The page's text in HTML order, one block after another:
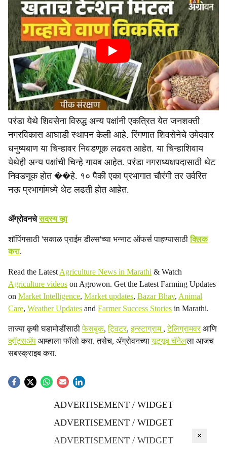
परंडा येथे शिवसेना विरुद्ध अन्य पक्षांनी एकत्रित येत जनशक्ती
नगरविकास आघाडी स्थापन केली आहे. रिंगणात शिवसेनेचे उमेदवार
धनुष्यबाण या चिन्हावर निवडणूक लढवत आहेत. या चिन्हाशिवाय
येथेही अन्य पक्षांची चिन्हे गायब आहेत. परंडा नगराध्यक्षपदासाठी थेट
निवडणूक होत ��हे. १० पैकी एका प्रभागात चौरंगी तर उर्वरित
नऊ प्रभागांमध्ये थेट लढती होत आहेत.
ॲग्रोवनचेसदस्य व्हा
शॉपिंगसाठी 'सकाळ प्राईम डील्स'च्या भन्नाट ऑफर्स पाहण्यासाठीक्लिक
करा.
Read the Latest Agriculture News in Marathi & Watch
Agriculture videos on Agrowon. Get the Latest Farming Updates
on Market Intelligence, Market updates, Bazar Bhav, Animal
Care, Weather Updates and Farmer Success Stories in Marathi.
ताज्या कृषी घडामोडींसाठीफेसबुक,ट्विटर,इन्स्टाग्राम ,टेलिग्रामवरआणि
व्हॉट्सॲप आम्हाला फॉलो करा. तसेच, ॲग्रोवनच्यायूट्यूब चॅनेलला आजच
सबस्क्राइब करा.
ADVERTISEMENT / WIDGET
ADVERTISEMENT / WIDGET
ADVERTISEMENT / WIDGET
×